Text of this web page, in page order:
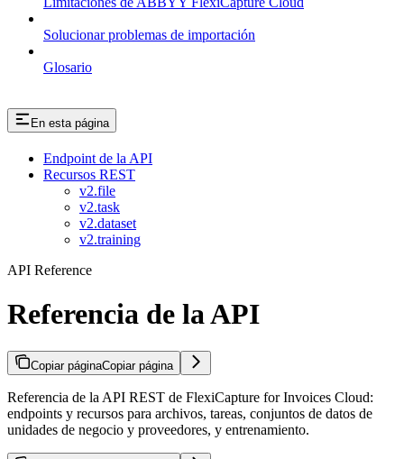
Solucionar problemas de importación
Glosario
En esta página
Endpoint de la API
Recursos REST
v2.file
v2.task
v2.dataset
v2.training
API Reference
Referencia de la API
Copiar páginaCopiar página
Referencia de la API REST de FlexiCapture for Invoices Cloud:
endpoints y recursos para archivos, tareas, conjuntos de datos de
unidades de negocio y proveedores, y entrenamiento.